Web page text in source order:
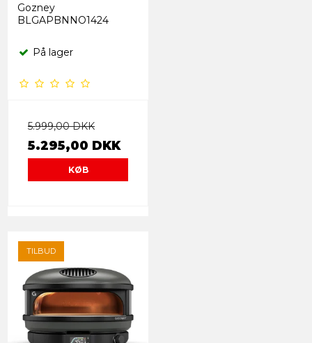
Gozney
BLGAPBNNO1424
På lager
5.999,00 DKK
5.295,00 DKK
KØB
TILBUD